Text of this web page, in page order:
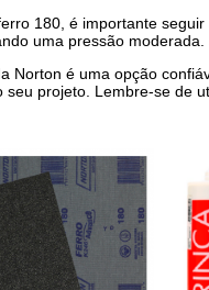
180, é importante
uma pressão
Norton é uma opção
seu projeto. Lembre-se de